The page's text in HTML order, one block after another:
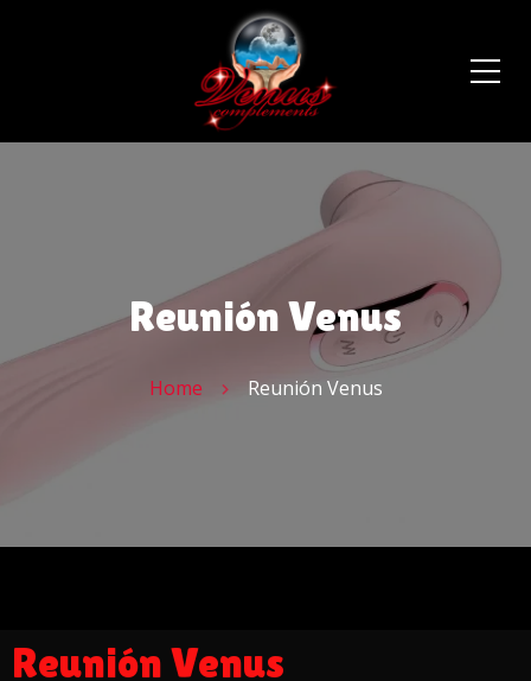
Reunión Venus
Home Reunión Venus
Reunión Venus